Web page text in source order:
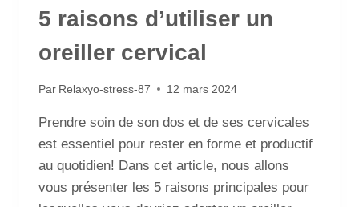
5 raisons d’utiliser un
oreiller cervical
Par Relaxyo-stress-87 12 mars 2024
Prendre soin de son dos et de ses cervicales
est essentiel pour rester en forme et productif
au quotidien! Dans cet article, nous allons
vous présenter les 5 raisons principales pour